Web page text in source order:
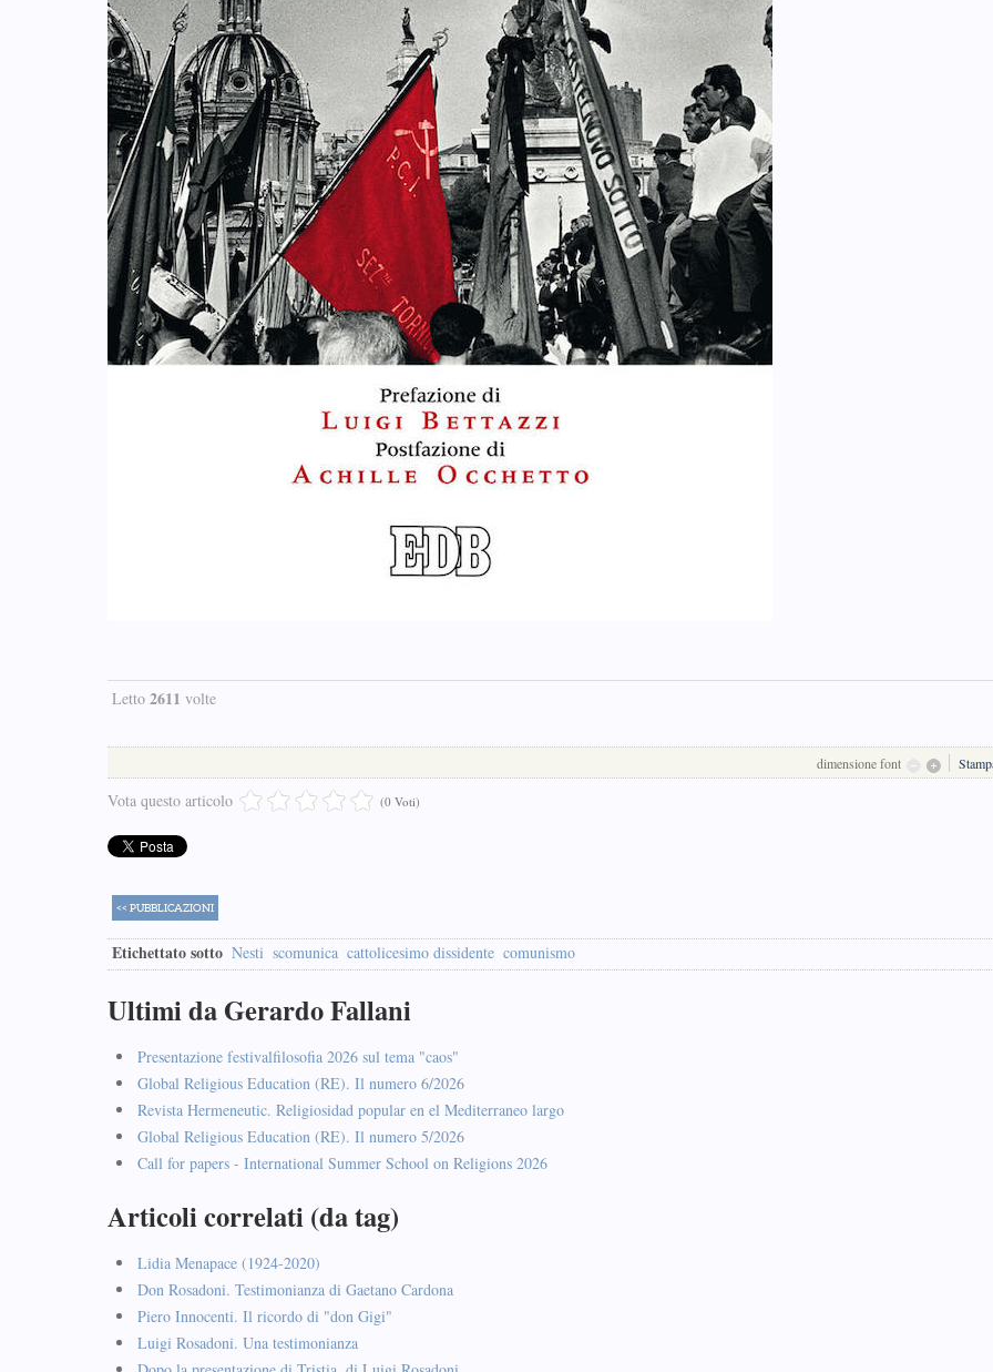
Letto 2611 volte
dimensione font
Vota questo articolo (0 Voti)
<< PUBBLICAZIONI
Etichettato sotto Nesti scomunica cattolicesimo dissidente comunismo
Ultimi da Gerardo Fallani
Presentazione festivalfilosofia 2026 sul tema "caos"
Global Religious Education (RE). Il numero 6/2026
Revista Hermeneutic. Religiosidad popular en el Mediterraneo largo
Global Religious Education (RE). Il numero 5/2026
Call for papers - International Summer School on Religions 2026
Articoli correlati (da tag)
Lidia Menapace (1924-2020)
Don Rosadoni. Testimonianza di Gaetano Cardona
Piero Innocenti. Il ricordo di "don Gigi"
Luigi Rosadoni. Una testimonianza